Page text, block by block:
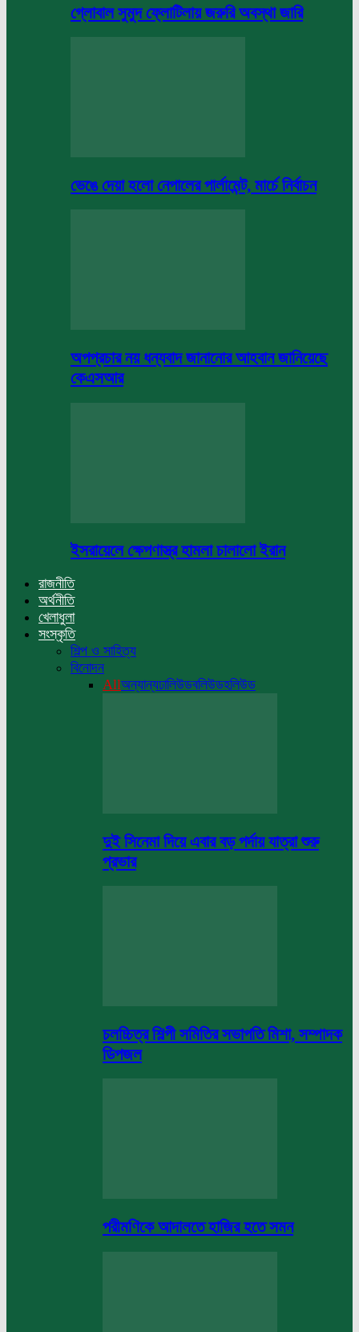
গ্লোবাল সুমুদ ফ্লোটিলায় জরুরি অবস্থা জারি
ভেঙে দেয়া হলো নেপালের পার্লামেন্ট, মার্চে নির্বাচন
অপপ্রচার নয় ধন্যবাদ জানানোর আহবান জানিয়েছে
কেএসআর
ইসরায়েলে ক্ষেপণাস্ত্র হামলা চালালো ইরান
রাজনীতি
অর্থনীতি
খেলাধুলা
সংস্কৃতি
শিল্প ও সাহিত্য
বিনোদন
Allঅন্যান্যঢালিউডবলিউডহলিউড
দুই সিনেমা দিয়ে এবার বড় পর্দায় যাত্রা শুরু
প্রভার
চলচ্চিত্র শিল্পী সমিতির সভাপতি মিশা, সম্পাদক
ডিপজল
পরীমণিকে আদালতে হাজির হতে সমন